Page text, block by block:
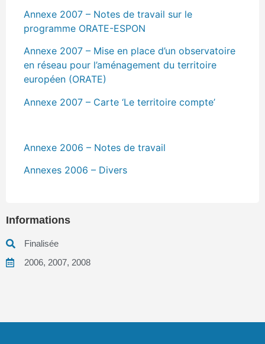
Annexe 2007 – Notes de travail sur le
programme ORATE-ESPON
Annexe 2007 – Mise en place d’un observatoire
en réseau pour l’aménagement du territoire
européen (ORATE)
Annexe 2007 – Carte ‘Le territoire compte’
Annexe 2006 – Notes de travail
Annexes 2006 – Divers
Informations
Finalisée
2006, 2007, 2008